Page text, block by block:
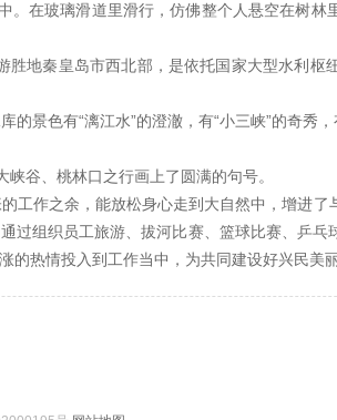
在玻璃滑道里滑行，仿佛整个人悬空在树林
秦皇岛市西北部，是依托国家大型水利枢
景色有“漓江水”的澄澈，有“小三峡”的奇秀
谷、桃林口之行画上了圆满的句号。
作之余，能放松身心走到大自然中，增进了
过组织员工旅游、拔河比赛、篮球比赛、乒
热情投入到工作当中，为共同建设好兴民美